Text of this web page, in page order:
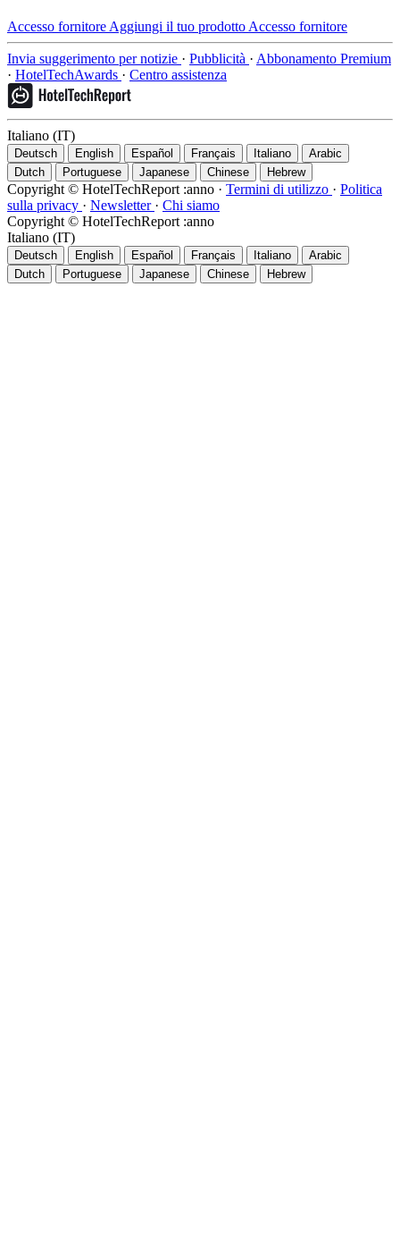
Accesso fornitore Aggiungi il tuo prodotto Accesso fornitore
Invia suggerimento per notizie · Pubblicità · Abbonamento Premium
· HotelTechAwards · Centro assistenza
Italiano (IT)
Deutsch English Español Français Italiano
Arabic
Dutch
Portuguese Japanese Chinese Hebrew
Copyright © HotelTechReport :anno · Termini di utilizzo · Politica
sulla privacy · Newsletter · Chi siamo
Copyright © HotelTechReport :anno
Italiano (IT)
Deutsch English Español Français Italiano
Arabic
Dutch
Portuguese Japanese Chinese Hebrew